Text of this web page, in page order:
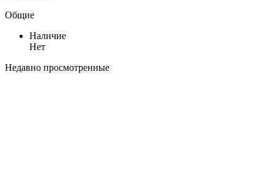
Общие
Наличие
Нет
Недавно просмотренные